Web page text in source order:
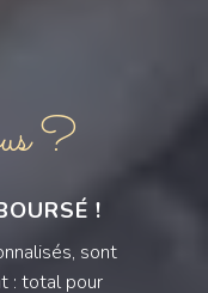
?
!
sont
: total pour